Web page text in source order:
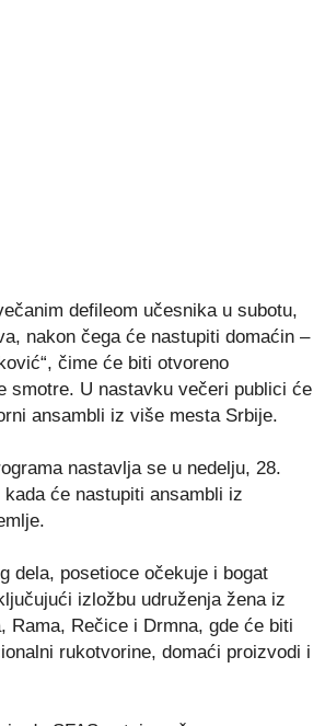
defileom učesnika u subotu,
nakon čega će nastupiti domaćin –
čime će biti otvoreno
smotre. U nastavku večeri publici će
ansambli iz više mesta Srbije.
nastavlja se u nedelju, 28.
će nastupiti ansambli iz
dela, posetioce očekuje i bogat
izložbu udruženja žena iz
Rama, Rečice i Drmna, gde će biti
rukotvorine, domaći proizvodi i